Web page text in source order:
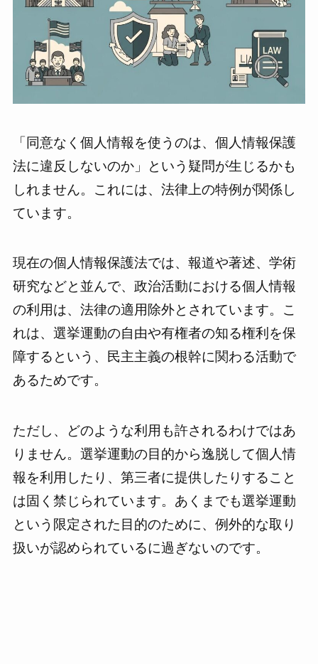
「同意なく個人情報を使うのは、個人情報保護
法に違反しないのか」という疑問が生じるかも
しれません。これには、法律上の特例が関係し
ています。
現在の個人情報保護法では、報道や著述、学術
研究などと並んで、政治活動における個人情報
の利用は、法律の適用除外とされています。こ
れは、選挙運動の自由や有権者の知る権利を保
障するという、民主主義の根幹に関わる活動で
あるためです。
ただし、どのような利用も許されるわけではあ
りません。選挙運動の目的から逸脱して個人情
報を利用したり、第三者に提供したりすること
は固く禁じられています。あくまでも選挙運動
という限定された目的のために、例外的な取り
扱いが認められているに過ぎないのです。